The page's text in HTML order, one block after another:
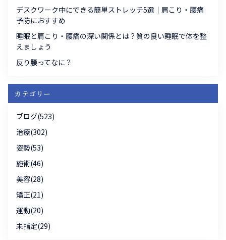
デスクワーク中にできる簡単ストレッチ5選｜肩こり・腰痛
予防におすすめ
睡眠と肩こり・腰痛の深い関係とは？質の良い睡眠で体を整
えましょう
反り腰ってなに？
カテゴリー
ブログ(523)
治療(302)
姿勢(53)
施術(46)
美容(28)
矯正(21)
運動(20)
未指定(29)